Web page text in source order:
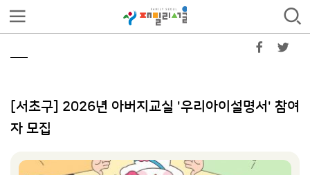
[서초구] 2026년 아버지교실 '우리아이설명서' 참여
자 모집